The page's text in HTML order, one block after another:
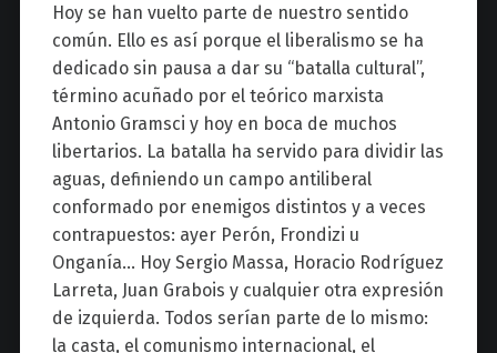
Hoy se han vuelto parte de nuestro sentido
común. Ello es así porque el liberalismo se ha
dedicado sin pausa a dar su “batalla cultural”,
término acuñado por el teórico marxista
Antonio Gramsci y hoy en boca de muchos
libertarios. La batalla ha servido para dividir las
aguas, definiendo un campo antiliberal
conformado por enemigos distintos y a veces
contrapuestos: ayer Perón, Frondizi u
Onganía… Hoy Sergio Massa, Horacio Rodríguez
Larreta, Juan Grabois y cualquier otra expresión
de izquierda. Todos serían parte de lo mismo:
la casta, el comunismo internacional, el